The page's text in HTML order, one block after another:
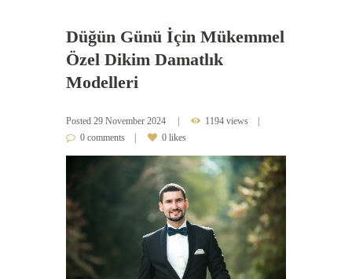
Düğün Günü İçin Mükemmel
Özel Dikim Damatlık
Modelleri
Posted 29 November 2024
1194 views
0 comments
0 likes